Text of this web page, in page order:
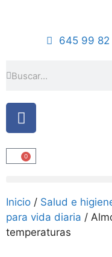
645 99 82
0
Inicio / Salud e
para vida diaria /
temperaturas